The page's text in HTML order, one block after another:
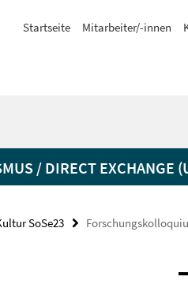
Startseite Mitarbeiter/-innen
/ DIRECT EXCHANGE
SoSe23